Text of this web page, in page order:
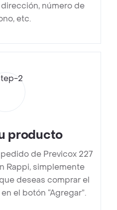
número de
etc.
producto
de Previcox 227
Rappi, simplemente
deseas comprar el
el botón “Agregar”.